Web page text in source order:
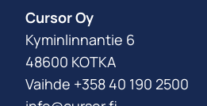
Cursor Oy
Kyminlinnantie 6
48600 KOTKA
Vaihde +358 40 190 2500